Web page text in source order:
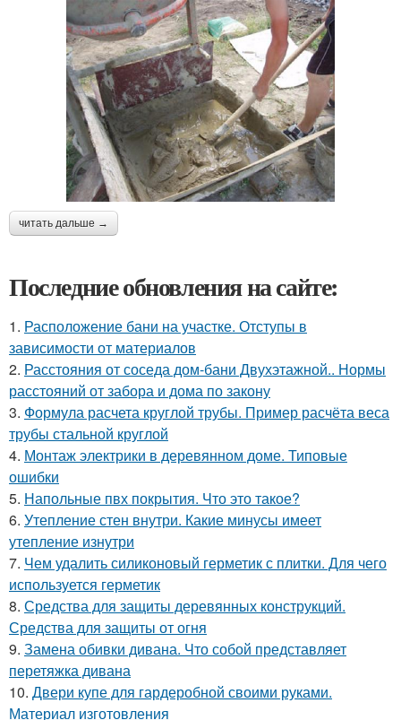
читать дальше →
Последние обновления на сайте:
1. Расположение бани на участке. Отступы в
зависимости от материалов
2. Расстояния от соседа дом-бани Двухэтажной.. Нормы
расстояний от забора и дома по закону
3. Формула расчета круглой трубы. Пример расчёта веса
трубы стальной круглой
4. Монтаж электрики в деревянном доме. Типовые
ошибки
5. Напольные пвх покрытия. Что это такое?
6. Утепление стен внутри. Какие минусы имеет
утепление изнутри
7. Чем удалить силиконовый герметик с плитки. Для чего
используется герметик
8. Средства для защиты деревянных конструкций.
Средства для защиты от огня
9. Замена обивки дивана. Что собой представляет
перетяжка дивана
10. Двери купе для гардеробной своими руками.
Материал изготовления